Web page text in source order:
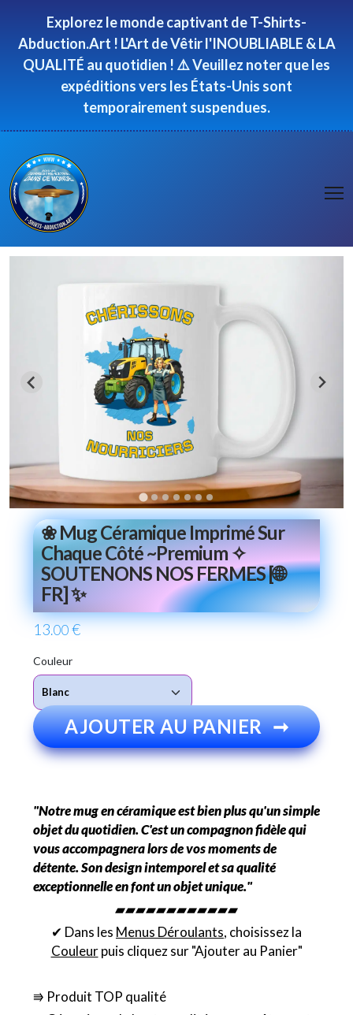
Explorez le monde captivant de T-Shirts-
Abduction.Art ! L'Art de Vêtir l'INOUBLIABLE & LA
QUALITÉ au quotidien ! ⚠️ Veuillez noter que les
expéditions vers les États-Unis sont
temporairement suspendues.
❀ Mug Céramique Imprimé Sur
Chaque Côté ~Premium ✧
SOUTENONS NOS FERMES [🌐
FR] ✨
13.00 €
Couleur
AJOUTER AU PANIER ➞
"Notre mug en céramique est bien plus qu'un simple
objet du quotidien. C'est un compagnon fidèle qui
vous accompagnera lors de vos moments de
détente. Son design intemporel et sa qualité
exceptionnelle en font un objet unique."
▰▰▰▰▰▰▰▰▰▰▰▰
✔ Dans les Menus Déroulants, choisissez la
Couleurpuis cliquez sur "Ajouter au Panier"
⭆ Produit TOP qualité